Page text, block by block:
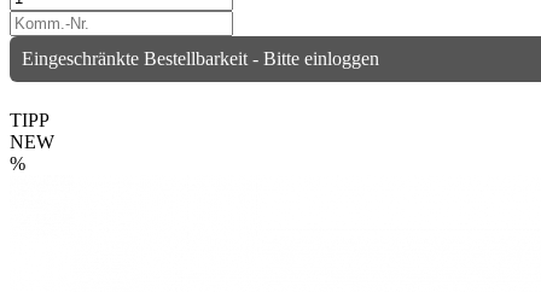
Eingeschränkte Bestellbarkeit - Bitte einloggen
TIPP
NEW
%